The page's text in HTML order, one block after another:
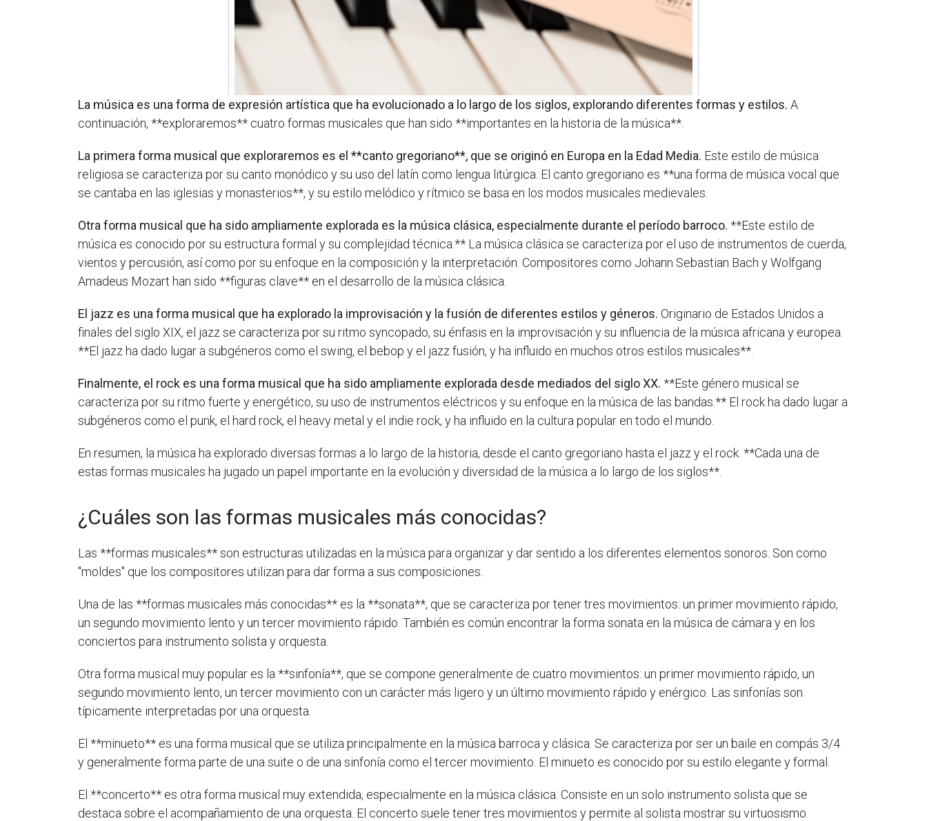
La música es una forma de expresión artística que ha evolucionado a lo largo de los siglos, explorando diferentes formas y estilos. A
continuación, **exploraremos** cuatro formas musicales que han sido **importantes en la historia de la música**.
La primera forma musical que exploraremos es el **canto gregoriano**, que se originó en Europa en la Edad Media. Este estilo de música
religiosa se caracteriza por su canto monódico y su uso del latín como lengua litúrgica. El canto gregoriano es **una forma de música vocal que
se cantaba en las iglesias y monasterios**, y su estilo melódico y rítmico se basa en los modos musicales medievales.
Otra forma musical que ha sido ampliamente explorada es la música clásica, especialmente durante el período barroco. **Este estilo de
música es conocido por su estructura formal y su complejidad técnica.** La música clásica se caracteriza por el uso de instrumentos de cuerda,
vientos y percusión, así como por su enfoque en la composición y la interpretación. Compositores como Johann Sebastian Bach y Wolfgang
Amadeus Mozart han sido **figuras clave** en el desarrollo de la música clásica.
El jazz es una forma musical que ha explorado la improvisación y la fusión de diferentes estilos y géneros. Originario de Estados Unidos a
finales del siglo XIX, el jazz se caracteriza por su ritmo syncopado, su énfasis en la improvisación y su influencia de la música africana y europea.
**El jazz ha dado lugar a subgéneros como el swing, el bebop y el jazz fusión, y ha influido en muchos otros estilos musicales**.
Finalmente, el rock es una forma musical que ha sido ampliamente explorada desde mediados del siglo XX. **Este género musical se
caracteriza por su ritmo fuerte y energético, su uso de instrumentos eléctricos y su enfoque en la música de las bandas.** El rock ha dado lugar a
subgéneros como el punk, el hard rock, el heavy metal y el indie rock, y ha influido en la cultura popular en todo el mundo.
En resumen, la música ha explorado diversas formas a lo largo de la historia, desde el canto gregoriano hasta el jazz y el rock. **Cada una de
estas formas musicales ha jugado un papel importante en la evolución y diversidad de la música a lo largo de los siglos**.
¿Cuáles son las formas musicales más conocidas?
Las **formas musicales** son estructuras utilizadas en la música para organizar y dar sentido a los diferentes elementos sonoros. Son como
"moldes" que los compositores utilizan para dar forma a sus composiciones.
Una de las **formas musicales más conocidas** es la **sonata**, que se caracteriza por tener tres movimientos: un primer movimiento rápido,
un segundo movimiento lento y un tercer movimiento rápido. También es común encontrar la forma sonata en la música de cámara y en los
conciertos para instrumento solista y orquesta.
Otra forma musical muy popular es la **sinfonía**, que se compone generalmente de cuatro movimientos: un primer movimiento rápido, un
segundo movimiento lento, un tercer movimiento con un carácter más ligero y un último movimiento rápido y enérgico. Las sinfonías son
típicamente interpretadas por una orquesta.
El **minueto** es una forma musical que se utiliza principalmente en la música barroca y clásica. Se caracteriza por ser un baile en compás 3/4
y generalmente forma parte de una suite o de una sinfonía como el tercer movimiento. El minueto es conocido por su estilo elegante y formal.
El **concerto** es otra forma musical muy extendida, especialmente en la música clásica. Consiste en un solo instrumento solista que se
destaca sobre el acompañamiento de una orquesta. El concerto suele tener tres movimientos y permite al solista mostrar su virtuosismo.